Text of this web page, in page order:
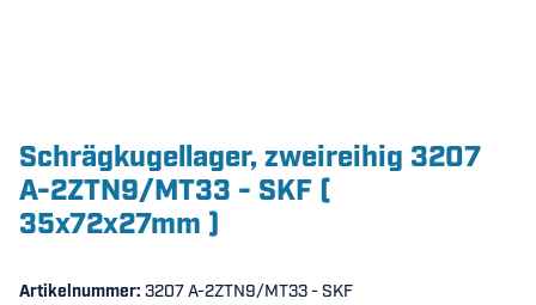
Schrägkugellager, zweireihig 3207
A-2ZTN9/MT33 - SKF (
35x72x27mm )
Artikelnummer: 3207 A-2ZTN9/MT33 - SKF